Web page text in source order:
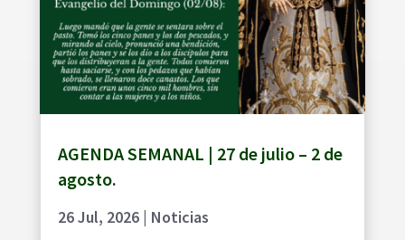
AGENDA SEMANAL | 27 de julio – 2 de
agosto.
26 Jul, 2026| Noticias